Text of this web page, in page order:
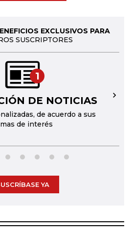
EXCLUSIVOS PARA
SUSCRIPTORES
1
DE NOTICIAS
de acuerdo a sus
de interés
→
YA